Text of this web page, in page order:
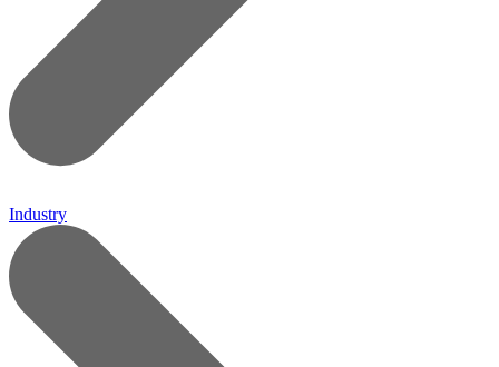
Industry